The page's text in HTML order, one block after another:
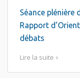
Séance plénière
Rapport
débats
Lire la suite